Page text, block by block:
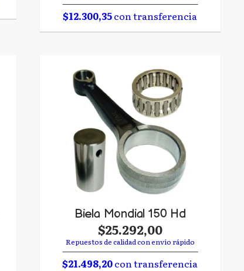
$12.300,35con transferencia
Biela Mondial 150 Hd
$25.292,00
Repuestos de calidad con envío rápido
$21.498,20con transferencia